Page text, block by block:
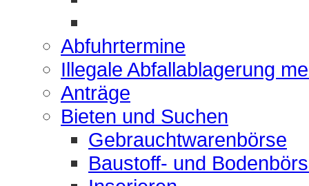
Abfuhrtermine
Illegale Abfallablagerung
Anträge
Bieten und Suchen
Gebrauchtwarenbörse
Baustoff- und